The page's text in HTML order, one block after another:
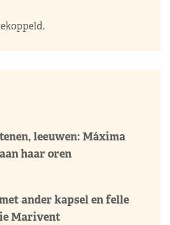
leeuwen: Máxima
haar oren
ander kapsel en felle
Marivent